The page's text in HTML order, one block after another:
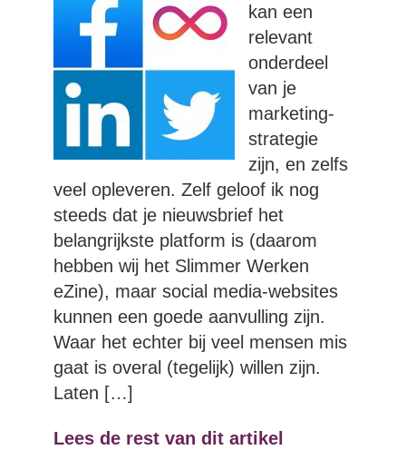
kan een
relevant
onderdeel
van je
marketing-
strategie
zijn, en zelfs
veel opleveren. Zelf geloof ik nog
steeds dat je nieuwsbrief het
belangrijkste platform is (daarom
hebben wij het Slimmer Werken
eZine), maar social media-websites
kunnen een goede aanvulling zijn.
Waar het echter bij veel mensen mis
gaat is overal (tegelijk) willen zijn.
Laten […]
Lees de rest van dit artikel